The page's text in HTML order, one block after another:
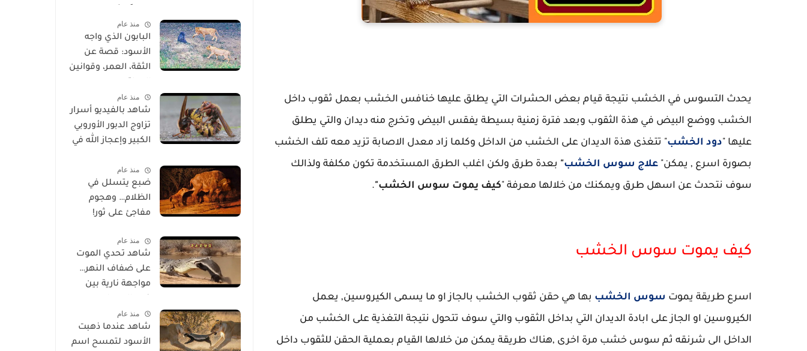
يحدث التسوس في الخشب نتيجة قيام بعض الحشرات التي يطلق عليها خنافس الخشب بعمل ثقوب داخل
الخشب ووضع البيض في هذة الثقوب وبعد فترة زمنية بسيطة يفقس البيض وتخرج منه ديدان والتي يطلق
عليها "دود الخشب" تتغذى هذة الديدان على الخشب من الداخل وكلما زاد معدل الاصابة تزيد معه تلف الخشب
بصورة اسرع , يمكن" علاج سوس الخشب" بعدة طرق ولكن اغلب الطرق المستخدمة تكون مكلفة ولذالك
سوف نتحدث عن اسهل طرق ويمكنك من خلالها معرفة "كيف يموت سوس الخشب".
كيف يموت سوس الخشب
اسرع طريقة يموت سوس الخشب بها هي حقن ثقوب الخشب بالجاز او ما يسمى الكيروسين, يعمل
الكيروسين او الجاز على ابادة الديدان التي بداخل الثقوب والتي سوف تتحول نتيجة التغذية على الخشب من
الداخل الى شرنقه ثم سوس خشب مرة اخرى ,هناك طريقة يمكن من خلالها القيام بعملية الحقن للثقوب داخل
بالفيديو
منذ عام
البابون الذي واجه
الأسود: قصة عن
الثقة، العمر، وقوانين
منذ عام
شاهد بالفيديو أسرار
تزاوج الدبور الأوروبي
الكبير وإعجاز الله في
منذ عام
ضبع يتسلل في
الظلام… وهجوم
مفاجئ على ثور!
منذ عام
شاهد تحدي الموت
على ضفاف النهر…
مواجهة نارية بين
وتمساح شرس
منذ عام
شاهد عندما ذهبت
الأسود لتمسح اسم